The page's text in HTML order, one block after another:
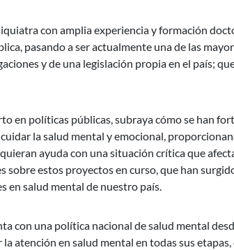
con amplia experiencia y formación
pasando a ser actualmente una de las
y de una legislación propia en el país;
en políticas públicas, subraya cómo se han
la salud mental y emocional,
ayuda con una situación crítica que
estos proyectos en curso, que han
en salud mental de nuestro país.
con una política nacional de salud mental
atención en salud mental en todas sus